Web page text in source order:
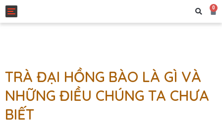
Toggle navigation 0
TRÀ ĐẠI HỒNG BÀO LÀ GÌ VÀ
NHỮNG ĐIỀU CHÚNG TA CHƯA
BIẾT